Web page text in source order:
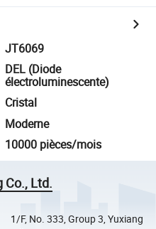
JT6069
DEL (Diode
électroluminescente)
Cristal
Moderne
10000 pièces/mois
Co., Ltd.
1/F, No. 333, Group 3, Yuxiang